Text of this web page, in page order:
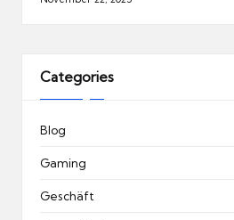
Categories
Blog
Gaming
Geschäft